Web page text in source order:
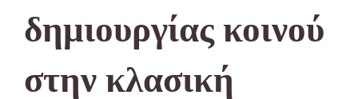
δημιουργίας κοινού
στην κλασική